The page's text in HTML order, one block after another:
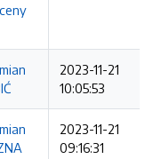
2023-11-21
10:05:53
2023-11-21
09:16:31